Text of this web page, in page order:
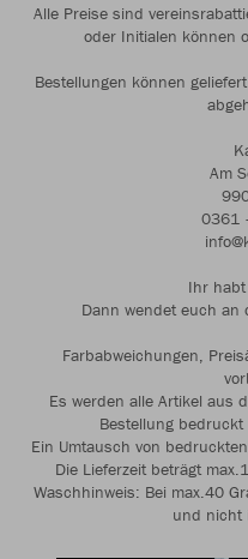
Alle Preise sind
oder Initialen können
Bestellungen können
Am
0361
Ihr
Dann wendet euch an
Farbabweichungen,
Es werden alle Artikel aus
Bestellung
Ein Umtausch von
Die Lieferzeit beträgt
Waschhinweis: Bei max.40
und nicht